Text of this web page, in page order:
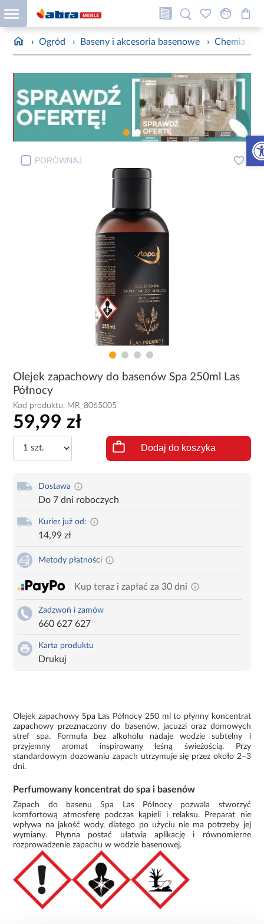
› Ogród › Baseny i akcesoria basenowe › Chemia do
PORÓWNAJ
Olejek zapachowy do basenów Spa 250ml Las
Północy
Kod produktu: MR_8065005
59,99 zł
Dodaj do koszyka
Dostawa
Do 7 dni roboczych
Kurier już od:
14,99 zł
Metody płatności
Kup teraz i zapłać za 30 dni
Zadzwoń i zamów
660 627 627
Karta produktu
Drukuj
Olejek zapachowy Spa Las Północy 250 ml to płynny koncentrat
zapachowy przeznaczony do basenów, jacuzzi oraz domowych
stref spa. Formuła bez alkoholu nadaje wodzie subtelny i
przyjemny aromat inspirowany leśną świeżością. Przy
standardowym dozowaniu zapach utrzymuje się przez około 2–3
dni.
Perfumowany koncentrat do spa i basenów
Zapach do basenu Spa Las Północy pozwala stworzyć
komfortową atmosferę podczas kąpieli i relaksu. Preparat nie
wpływa na jakość wody, dlatego po użyciu nie ma potrzeby jej
wymiany. Płynna postać ułatwia aplikację i równomierne
rozprowadzenie zapachu w wodzie basenowej.